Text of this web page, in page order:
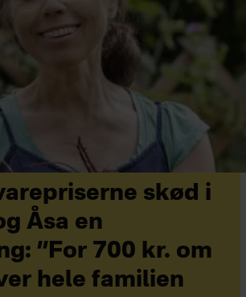
skød i
Åsa en
”For 700 kr. om
hele familien